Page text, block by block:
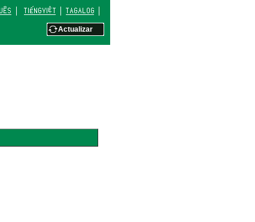
Actualizar